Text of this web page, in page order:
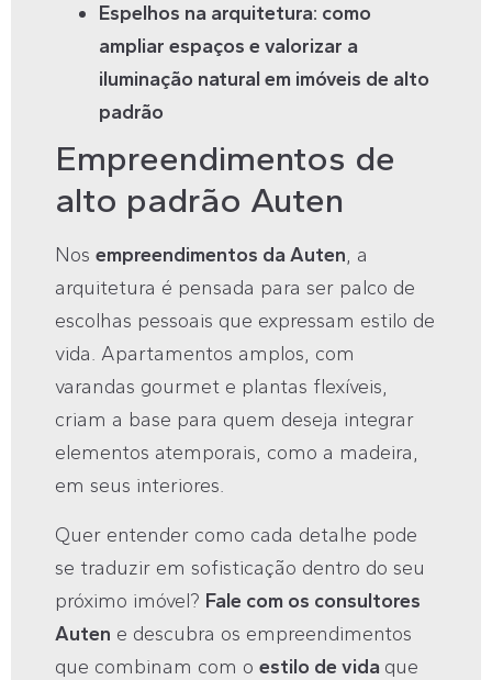
Espelhos na arquitetura: como
ampliar espaços e valorizar a
iluminação natural em imóveis de alto
padrão
Empreendimentos de
alto padrão Auten
Nos empreendimentos da Auten, a
arquitetura é pensada para ser palco de
escolhas pessoais que expressam estilo de
vida. Apartamentos amplos, com
varandas gourmet e plantas flexíveis,
criam a base para quem deseja integrar
elementos atemporais, como a madeira,
em seus interiores.
Quer entender como cada detalhe pode
se traduzir em sofisticação dentro do seu
próximo imóvel? Fale com os consultores
Auten e descubra os empreendimentos
que combinam com o estilo de vida que